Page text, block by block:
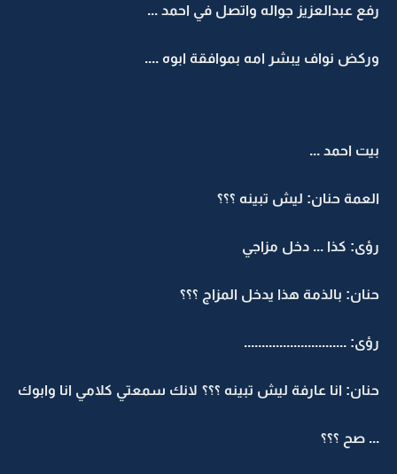
رفع عبدالعزيز جواله واتصل في احمد ...
وركض نواف يبشر امه بموافقة ابوه ....
بيت احمد ...
العمة حنان: ليش تبينه ؟؟؟
رؤى: كذا ... دخل مزاجي
حنان: بالذمة هذا يدخل المزاج ؟؟؟
رؤى: .............................
حنان: انا عارفة ليش تبينه ؟؟؟ لانك سمعتي كلامي انا وابوك
... صح ؟؟؟